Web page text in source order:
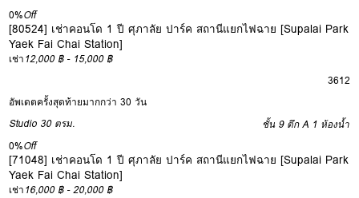
0%Off
[80524] เช่าคอนโด 1 ปี ศุภาลัย ปาร์ค สถานีแยกไฟฉาย [Supalai Park
Yaek Fai Chai Station]
เช่า12,000 ฿ - 15,000 ฿
3612
อัพเดตครั้งสุดท้ายมากกว่า 30 วัน
Studio 30 ตรม. ชั้น 9 ตึก A 1 ห้องน้ำ
0%Off
[71048] เช่าคอนโด 1 ปี ศุภาลัย ปาร์ค สถานีแยกไฟฉาย [Supalai Park
Yaek Fai Chai Station]
เช่า16,000 ฿ - 20,000 ฿